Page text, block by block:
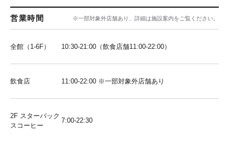
営業時間 ※一部対象外店舗あり、詳細は施設案内をご覧ください。
全館（1-6F） 10:30-21:00（飲食店舗11:00-22:00）
飲食店 11:00-22:00 ※一部対象外店舗あり
2F スターバック
スコーヒー
7:00-22:30